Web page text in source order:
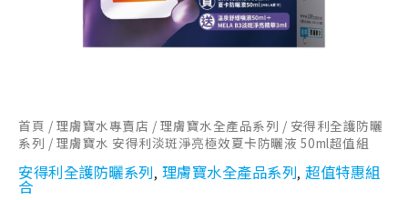
首頁 / 理膚寶水專賣店 / 理膚寶水全產品系列 / 安得利全護防曬
系列 / 理膚寶水 安得利淡斑淨亮極效夏卡防曬液 50ml超值組
安得利全護防曬系列, 理膚寶水全產品系列, 超值特惠組
合
NT$ 1,330。NT$ 891。
值
組
數
量